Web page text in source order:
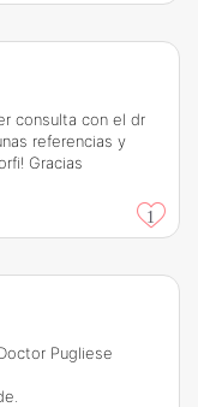
consulta con el dr
referencias y
Gracias
1
Pugliese